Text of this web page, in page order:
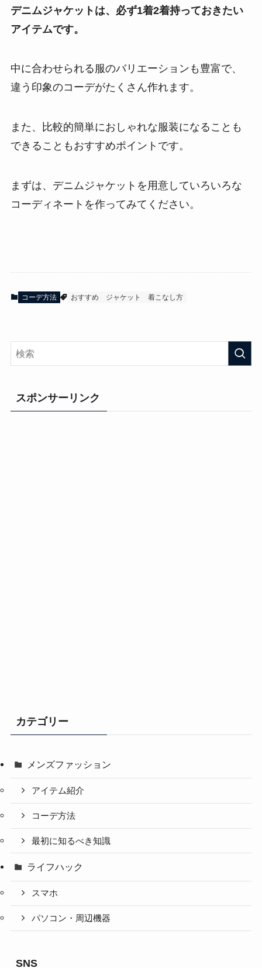
デニムジャケットは、必ず1着2着持っておきたい
アイテムです。
中に合わせられる服のバリエーションも豊富で、
違う印象のコーデがたくさん作れます。
また、比較的簡単におしゃれな服装になることも
できることもおすすめポイントです。
まずは、デニムジャケットを用意していろいろな
コーディネートを作ってみてください。
コーデ方法 おすすめ ジャケット 着こなし方
スポンサーリンク
カテゴリー
メンズファッション
アイテム紹介
コーデ方法
最初に知るべき知識
ライフハック
スマホ
パソコン・周辺機器
SNS